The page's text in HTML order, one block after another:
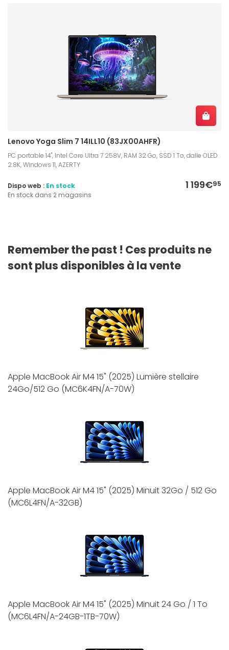
Lenovo Yoga Slim 7 14ILL10 (83JX00AHFR)
PC portable 14", Intel Core Ultra 7 258V, RAM 32 Go, SSD 1 To, dalle OLED
2.8K, Windows 11, AZERTY
1 199€95
Dispo web : En stock
En stock dans 2 magasins
Remember the past ! Ces produits ne
sont plus disponibles à la vente
Apple MacBook Air M4 15" (2025) Lumière stellaire
24Go/512 Go (MC6K4FN/A-70W)
Apple MacBook Air M4 15" (2025) Minuit 32Go / 512 Go
(MC6L4FN/A-32GB)
Apple MacBook Air M4 15" (2025) Minuit 24 Go / 1 To
(MC6L4FN/A-24GB-1TB-70W)